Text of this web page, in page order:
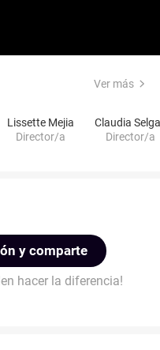
Ver más
Lissette Mejia
Director/a
Claudia
Director/a
y comparte
hacer la diferencia!